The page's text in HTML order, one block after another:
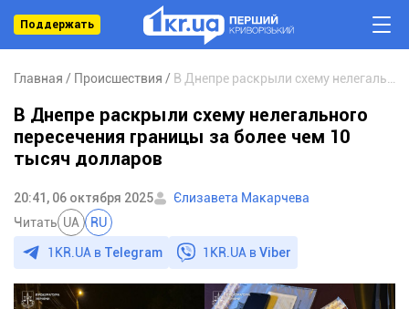
Поддержать
Главная Происшествия
В Днепре раскрыли схему нелегального
пересечения границы за более чем 10
тысяч долларов
20:41, 06 октября 2025
Єлизавета Макарчева
Читать UA RU
1KR.UA в Telegram 1KR.UA вViber